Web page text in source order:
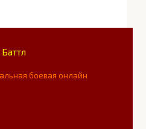
боевая онлайн